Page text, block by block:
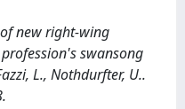
new right-wing
swansong
L., Nothdurfter, U..